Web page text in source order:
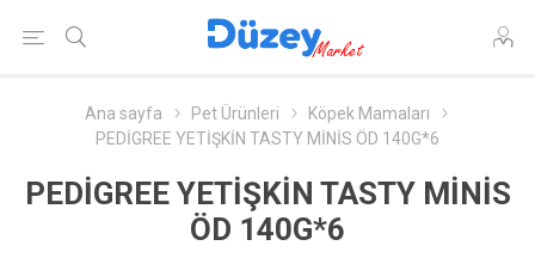
Ana sayfa Pet Ürünleri
Köpek Mamaları
PEDİGREE YETİŞKİN TASTY MİNİS ÖD 140G*6
PEDİGREE YETİŞKİN TASTY MİNİS
ÖD 140G*6